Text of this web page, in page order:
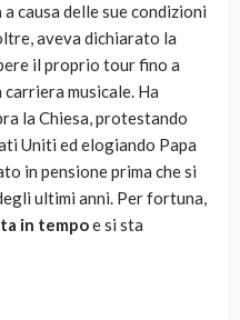
a causa delle sue condizioni
aveva dichiarato la
il proprio tour fino a
musicale. Ha
la Chiesa, protestando
Uniti ed elogiando Papa
in pensione prima che si
ultimi anni. Per fortuna,
in tempoe si sta